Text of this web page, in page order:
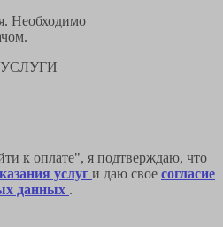
Необходимо
к оплате", я подтверждаю, что
услуг и даю свое согласие
данных .